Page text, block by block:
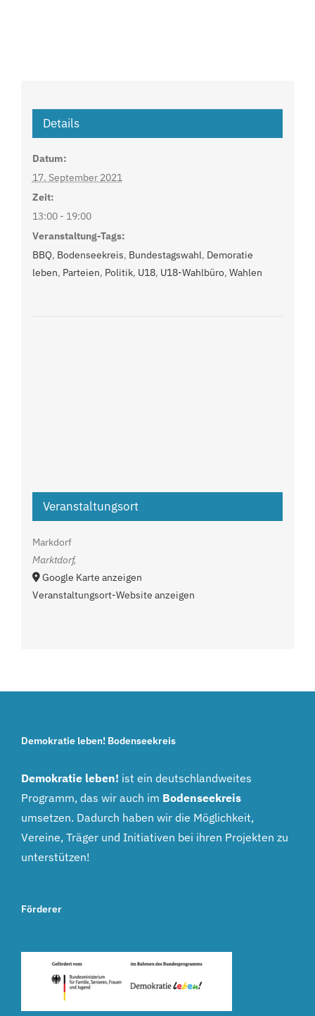
Details
Datum:
17. September 2021
Zeit:
13:00 - 19:00
Veranstaltung-Tags:
BBQ, Bodenseekreis, Bundestagswahl, Demoratie
leben, Parteien, Politik, U18, U18-Wahlbüro, Wahlen
Veranstaltungsort
Markdorf
Marktdorf,
Google Karte anzeigen
Veranstaltungsort-Website anzeigen
Demokratie leben! Bodenseekreis
Demokratie leben! ist ein deutschlandweites
Programm, das wir auch im Bodenseekreis
umsetzen. Dadurch haben wir die Möglichkeit,
Vereine, Träger und Initiativen bei ihren Projekten zu
unterstützen!
Förderer